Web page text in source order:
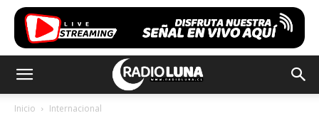
Inicio Internacional